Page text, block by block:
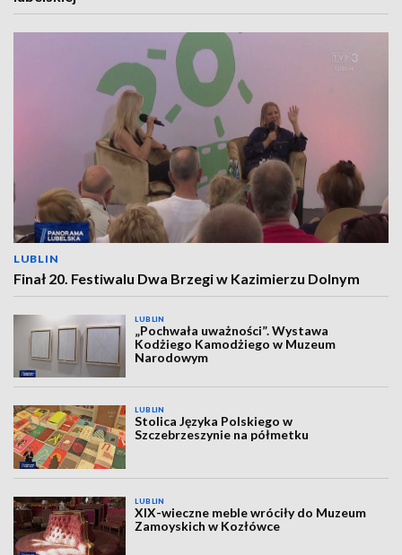
LUBLIN
Finał 20. Festiwalu Dwa Brzegi w Kazimierzu Dolnym
LUBLIN
„Pochwała uważności”. Wystawa
Kodżiego Kamodżiego w Muzeum
Narodowym
LUBLIN
Stolica Języka Polskiego w
Szczebrzeszynie na półmetku
LUBLIN
XIX-wieczne meble wróciły do Muzeum
Zamoyskich w Kozłówce